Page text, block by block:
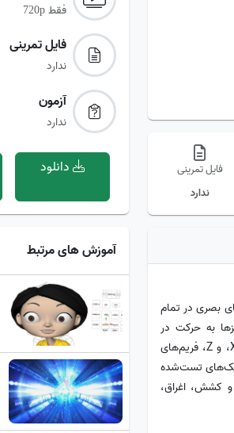
فایل تمرینی
ندارد
بصری در تمام
به حرکت در
می‌آورند، مرور می‌کند - و ویژگی‌هایی که تقریباً در هر بسته انیمیشنی، از جمله سطوح X، Y، و Z، فریم‌های
تست‌شده
کشش، اغراق،
فقط 720p
فایل تمرینی‌
ندارد
آزمون‌
ندارد
دانلود
آموزش های مرتبط